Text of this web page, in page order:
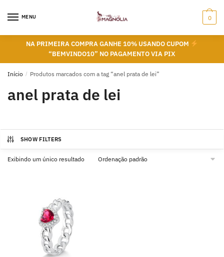
MENU 0
NA PRIMEIRA COMPRA GANHE 10% USANDO CUPOM
“BEMVINDO10” NO PAGAMENTO VIA PIX
Início / Produtos marcados com a tag “anel prata de lei”
anel prata de lei
SHOW FILTERS
Exibindo um único resultado